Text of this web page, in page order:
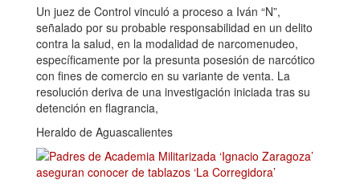
Un juez de Control vinculó a proceso a Iván “N”,
señalado por su probable responsabilidad en un delito
contra la salud, en la modalidad de narcomenudeo,
específicamente por la presunta posesión de narcótico
con fines de comercio en su variante de venta. La
resolución deriva de una investigación iniciada tras su
detención en flagrancia,
Heraldo de Aguascalientes